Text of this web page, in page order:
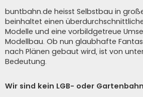
buntbahn.de heisst Selbstbau in
beinhaltet einen
Modelle und eine vorbildgetreue
Modellbau. Ob nun glaubhafte
nach Plänen gebaut wird, ist von
Bedeutung.
Wir sind kein LGB- oder